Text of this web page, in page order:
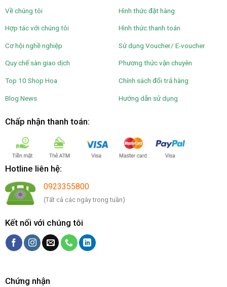
Về chúng tôi
Hợp tác với chúng tôi
Cơ hội nghề nghiệp
Quy chế sàn giao dịch
Top 10 Shop Hoa
Blog News
Hình thức đặt hàng
Hình thức thanh toán
Sử dụng Voucher/ E-voucher
Phương thức vận chuyên
Chính sách đổi trả hàng
Hướng dẫn sử dụng
Chấp nhận thanh toán:
Hotline liên hệ:
0923355800
(Tất cả các ngày trong tuần)
Kết nối với chúng tôi
Chứng nhận